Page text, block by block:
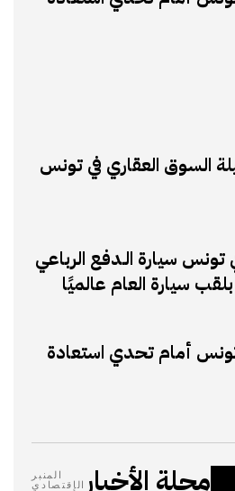
العقاري في تونس
سيارة الـدفع الرباعي
أمام تحدي استعادة
مجلة الأخبار
المنبر
الإقتصادي